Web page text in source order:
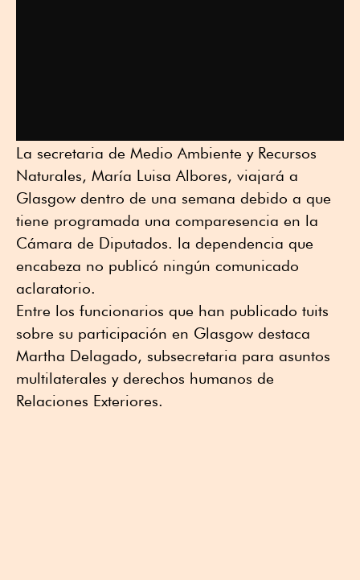
La secretaria de Medio Ambiente y Recursos
Naturales, María Luisa Albores, viajará a
Glasgow dentro de una semana debido a que
tiene programada una comparesencia en la
Cámara de Diputados. la dependencia que
encabeza no publicó ningún comunicado
aclaratorio.
Entre los funcionarios que han publicado tuits
sobre su participación en Glasgow destaca
Martha Delagado, subsecretaria para asuntos
multilaterales y derechos humanos de
Relaciones Exteriores.